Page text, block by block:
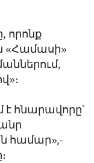
որոնք
«Համասի»
հնարավորը՝
համար»,-